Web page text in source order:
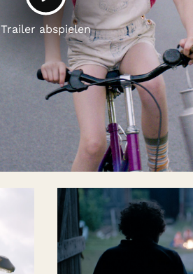
PLAY
Trailer abspielen